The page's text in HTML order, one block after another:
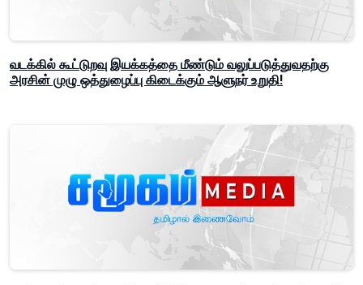
வடக்கில் கூட்டுறவு இயக்கத்தை மீண்டும் வலுப்படுத்துவதற்கு
அரசின் முழு ஒத்துழைப்பு கிடைக்கும் ஆளுநர் உறுதி!